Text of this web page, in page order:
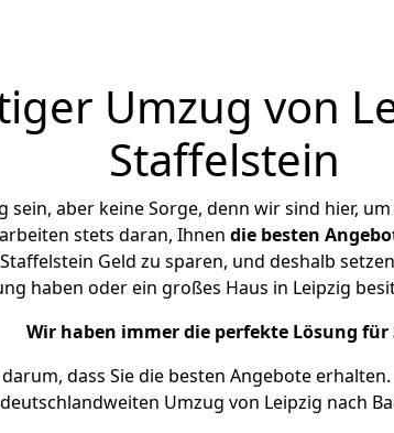
Umzug von
Staffelstein
aber keine Sorge, denn wir sind hier,
stets daran, Ihnen die besten
Geld zu sparen, und deshalb
haben oder ein großes Haus in Leipzig
Wir haben immer die perfekte Lösung für
dass Sie die besten Angebote erhalten.
Umzug von Leipzig nach